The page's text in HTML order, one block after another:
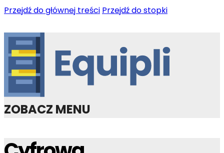
Przejdź do głównej treści Przejdź do stopki
ZOBACZ MENU